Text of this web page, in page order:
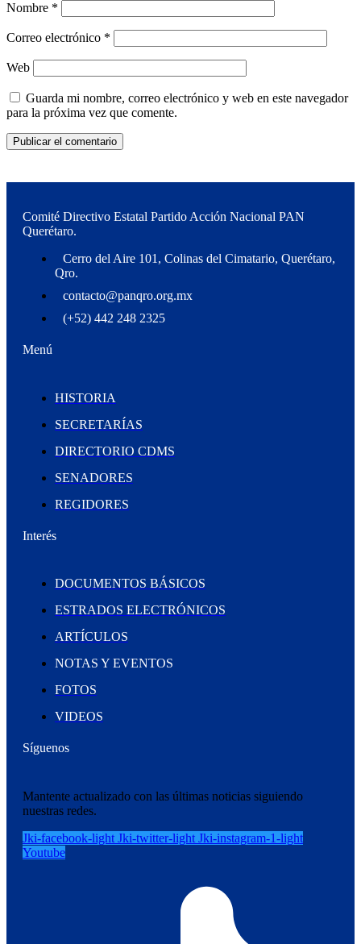
Nombre *
Correo electrónico *
Web
Guarda mi nombre, correo electrónico y web en este navegador
para la próxima vez que comente.
Comité Directivo Estatal Partido Acción Nacional PAN
Querétaro.
Cerro del Aire 101, Colinas del Cimatario, Querétaro,
Qro.
contacto@panqro.org.mx
(+52) 442 248 2325
Menú
HISTORIA
SECRETARÍAS
DIRECTORIO CDMS
SENADORES
REGIDORES
Interés
DOCUMENTOS BÁSICOS
ESTRADOS ELECTRÓNICOS
ARTÍCULOS
NOTAS Y EVENTOS
FOTOS
VIDEOS
Síguenos
Mantente actualizado con las últimas noticias siguiendo
nuestras redes.
Jki-facebook-light Jki-twitter-light Jki-instagram-1-light
Youtube